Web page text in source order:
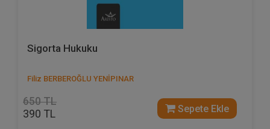
Sigorta Hukuku
Filiz BERBEROĞLU YENİPINAR
650 TL
390 TL Sepete Ekle